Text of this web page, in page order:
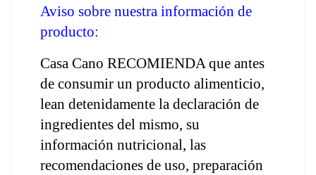
Aviso sobre nuestra información de
producto:
Casa Cano RECOMIENDA que antes
de consumir un producto alimenticio,
lean detenidamente la declaración de
ingredientes del mismo, su
información nutricional, las
recomendaciones de uso, preparación